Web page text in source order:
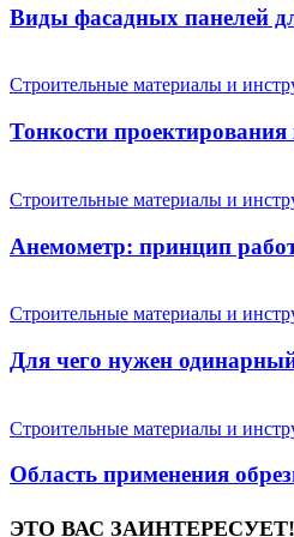
Виды фасадных панелей
Строительные материалы и
Тонкости
Строительные материалы и
Анемометр: принцип
Строительные материалы и
Для чего нужен
Строительные материалы и
Область применения
ЭТО ВАС ЗАИНТЕРЕСУЕТ!